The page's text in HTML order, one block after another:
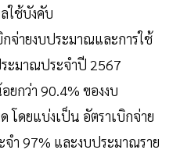
ใช้บังคับ
กจ่ายงบประมาณและการใช้
ะมาณประจำปี 2567
ยกว่า 90.4% ของงบ
โดยแบ่งเป็น อัตราเบิกจ่าย
ำ 97% และงบประมาณราย